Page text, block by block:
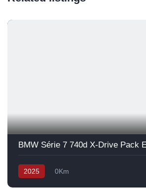
BMW Série 7 740d X-Drive Pack
2025 0Km